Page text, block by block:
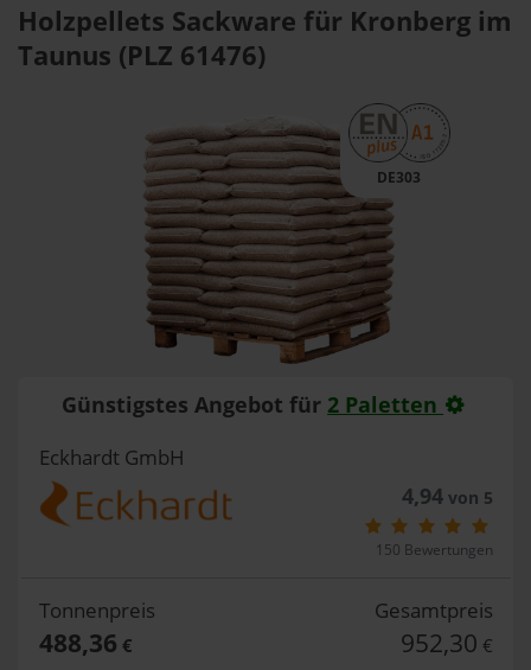
Holzpellets Sackware für Kronberg im
Taunus (PLZ 61476)
DE303
Günstigstes Angebot für 2 Paletten
Eckhardt GmbH
4,94von 5
150 Bewertungen
Tonnenpreis
488,36 €
Gesamtpreis
952,30 €